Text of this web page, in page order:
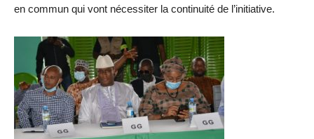
en commun qui vont nécessiter la continuité de l’initiative.